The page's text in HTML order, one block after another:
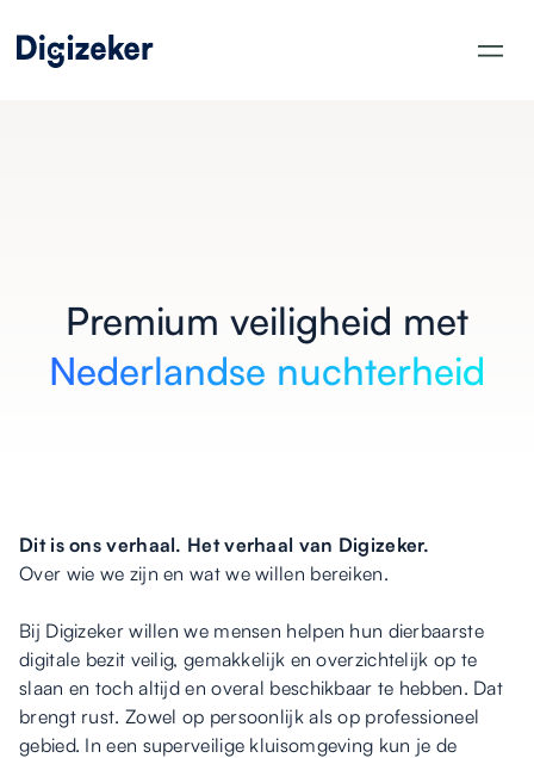
Premium veiligheid met
Nederlandse nuchterheid
Dit is ons verhaal. Het verhaal van Digizeker.
Over wie we zijn en wat we willen bereiken.
Bij Digizeker willen we mensen helpen hun dierbaarste
digitale bezit veilig, gemakkelijk en overzichtelijk op te
slaan en toch altijd en overal beschikbaar te hebben. Dat
brengt rust. Zowel op persoonlijk als op professioneel
gebied. In een superveilige kluisomgeving kun je de